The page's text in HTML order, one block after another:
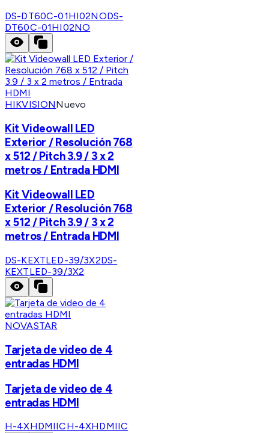
DS-DT60C-01HI02NODS-
DT60C-01HI02NO
HIKVISIONNuevo
Kit Videowall LED
Exterior / Resolución 768
x 512 / Pitch 3.9 / 3 x 2
metros / Entrada HDMI
Kit Videowall LED
Exterior / Resolución 768
x 512 / Pitch 3.9 / 3 x 2
metros / Entrada HDMI
DS-KEXTLED-39/3X2DS-
KEXTLED-39/3X2
NOVASTAR
Tarjeta de video de 4
entradas HDMI
Tarjeta de video de 4
entradas HDMI
H-4XHDMIICH-4XHDMIIC